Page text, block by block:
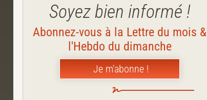
Soyez bien informé !
Abonnez-vous à la Lettre du mois &
l'Hebdo du dimanche
Je m'abonne !